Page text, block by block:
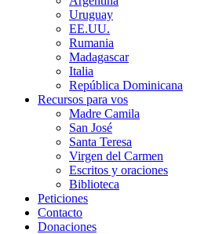
Uruguay
EE.UU.
Rumania
Madagascar
Italia
República Dominicana
Recursos para vos
Madre Camila
San José
Santa Teresa
Virgen del Carmen
Escritos y oraciones
Biblioteca
Peticiones
Contacto
Donaciones